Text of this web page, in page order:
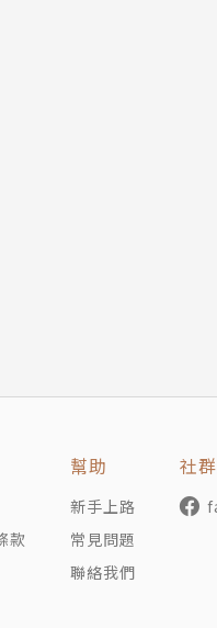
中世紀英語等多種語
在牛津的日子，由Ｃ.
與小孩」酒吧和莫德林
們朗讀自己的作品，托
款
幫助
新手上路
常見問題
聯絡我們
社